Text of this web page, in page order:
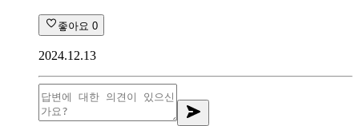
좋아요 0
2024.12.13